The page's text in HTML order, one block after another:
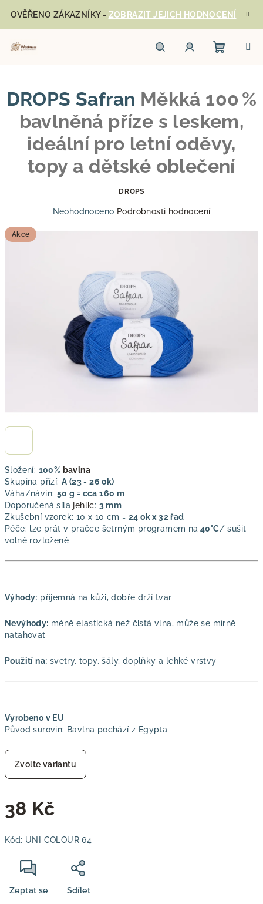
obsah
OVĚŘENO ZÁKAZNÍKY - ZOBRAZIT JEJICH HODNOCENÍ
košík
Složení: 100% bavlna
Skupina přízí: A (23 - 26 ok)
Váha/návin: 50 g = cca 160 m
Doporučená síla jehlic: 3 mm
Zkušební vzorek: 10 x 10 cm = 24 ok x 32 řad
Péče: lze prát v pračce šetrným programem na 40°C/ sušit
volně rozložené
Výhody: příjemná na kůži, dobře drží tvar
Nevýhody: méně elastická než čistá vlna, může se mírně
natahovat
Použití na: svetry, topy, šály, doplňky a lehké vrstvy
Vyrobeno v EU
Původ surovin: Bavlna pochází z Egypta
Zvolte variantu
38 Kč
cena:
Kód: UNI COLOUR 64
Zeptat se Sdílet
DROPS Safran Měkká 100 %
bavlněná příze s leskem,
ideální pro letní oděvy,
topy a dětské oblečení
DROPS
Průměrné
hvězdiček.
Neohodnoceno Podrobnosti hodnocení
Akce